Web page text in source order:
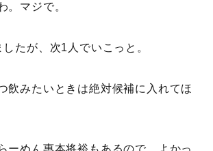
。マジで。
たが、次1人でいこっと。
飲みたいときは絶対候補に入れてほ
ーめん惠本将裕もあるので、よかっ